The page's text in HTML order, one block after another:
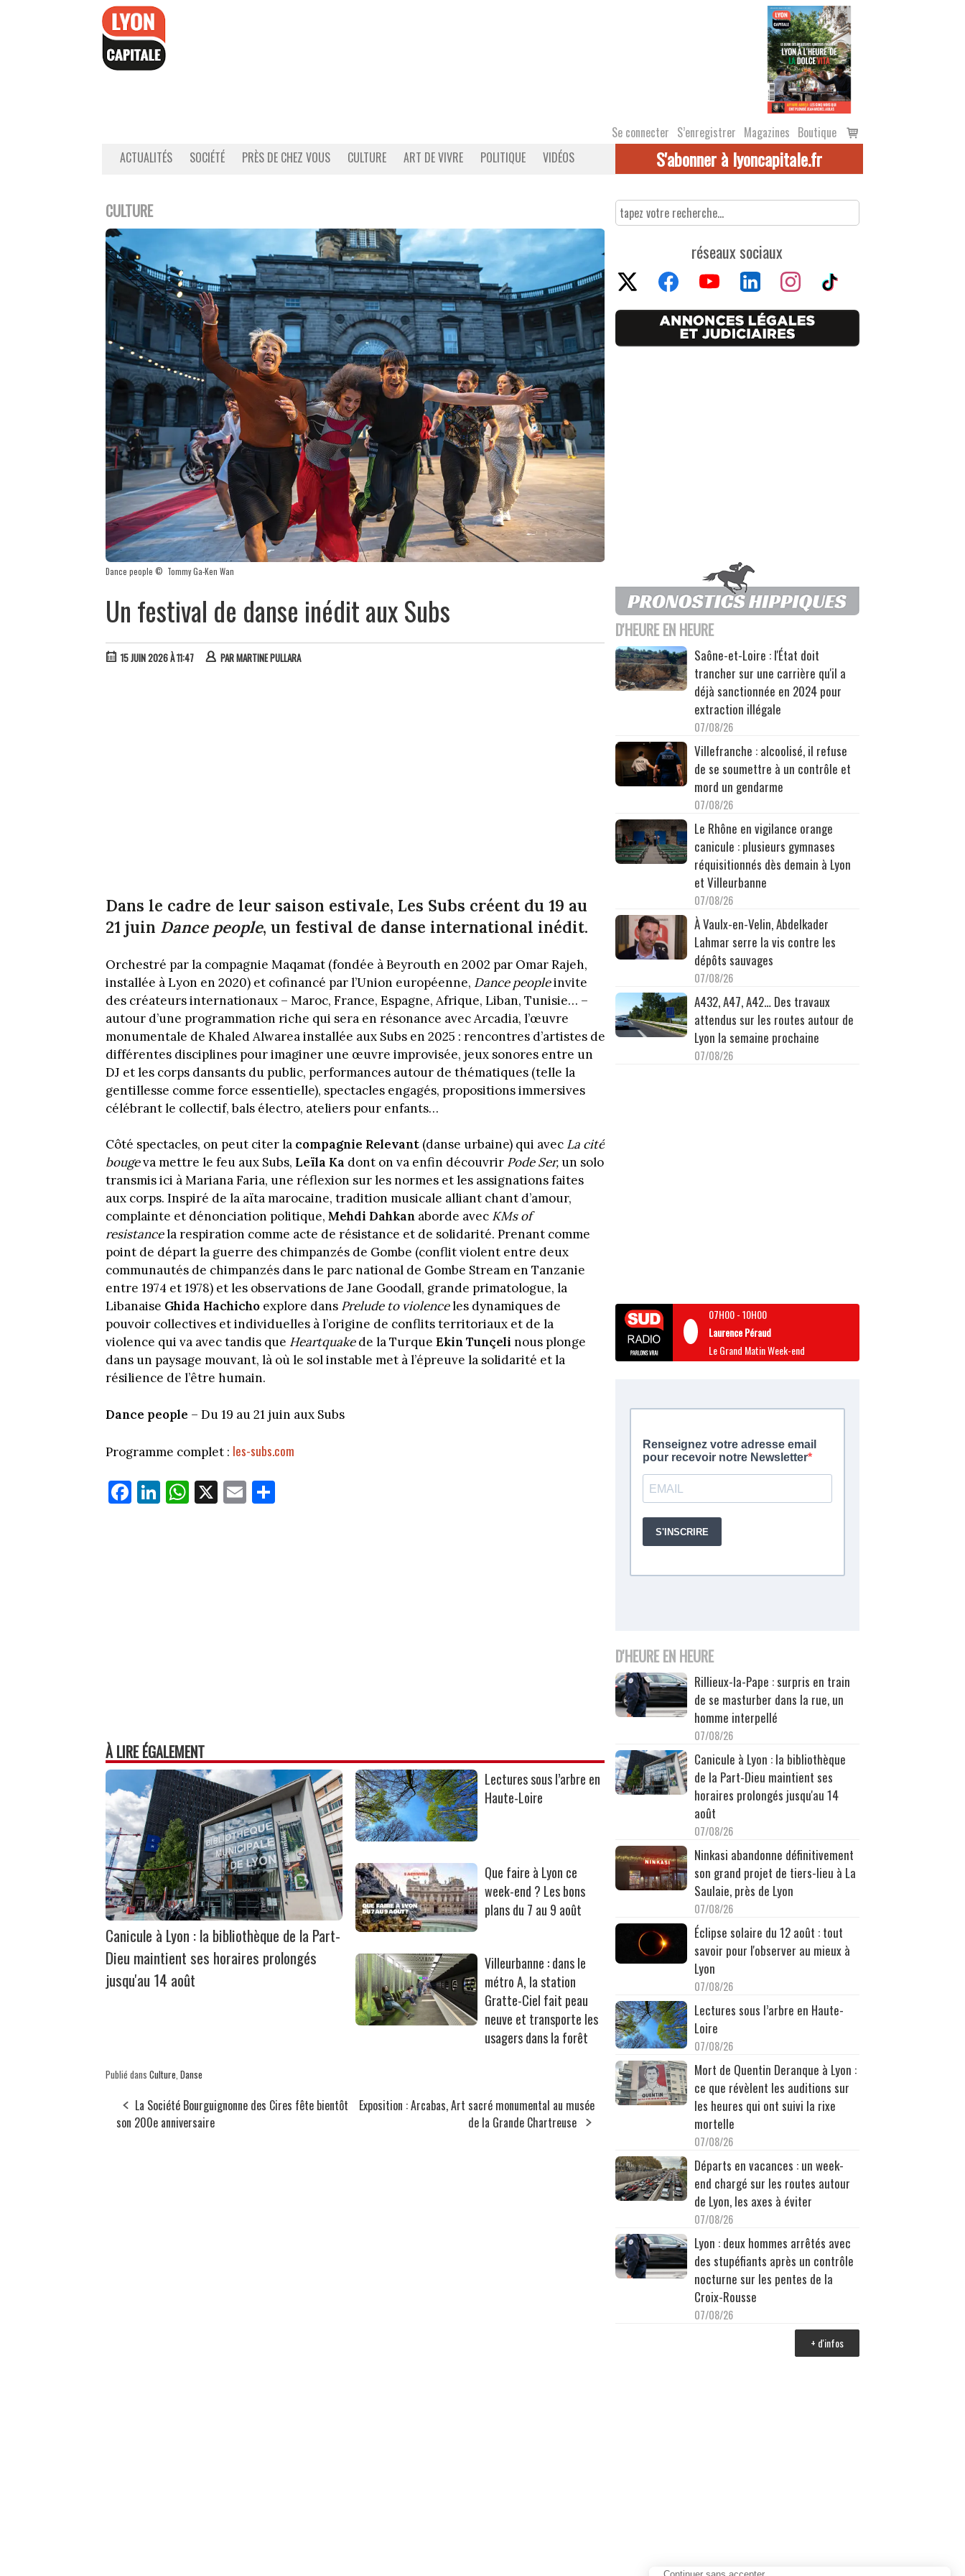
Se connecter S’enregistrer Magazines Boutique
Voir
le
ACTUALITÉS SOCIÉTÉ PRÈS DE CHEZ VOUS CULTURE ART DE VIVRE POLITIQUE VIDÉOS S'abonner à lyoncapitale.fr
CULTURE
Dance people © Tommy Ga-Ken Wan
Un festival de danse inédit aux Subs
15 JUIN 2026 À 11:47 PARMARTINE PULLARA
Dans le cadre de leur saison estivale, Les Subs créent du 19 au
21 juin Dance people, un festival de danse international inédit.
Orchestré par la compagnie Maqamat (fondée à Beyrouth en 2002 par Omar Rajeh,
installée à Lyon en 2020) et cofinancé par l’Union européenne, Dance peopleinvite
des créateurs internationaux – Maroc, France, Espagne, Afrique, Liban, Tunisie… –
autour d’une programmation riche qui sera en résonance avec Arcadia, l’œuvre
monumentale de Khaled Alwarea installée aux Subs en 2025 : rencontres d’artistes de
différentes disciplines pour imaginer une œuvre improvisée, jeux sonores entre un
DJ et les corps dansants du public, performances autour de thématiques (telle la
gentillesse comme force essentielle), spectacles engagés, propositions immersives
célébrant le collectif, bals électro, ateliers pour enfants…
Côté spectacles, on peut citer la compagnie Relevant (danse urbaine) qui avec La cité
bougeva mettre le feu aux Subs, Leïla Ka dont on va enfin découvrir Pode Ser, un solo
transmis ici à Mariana Faria, une réflexion sur les normes et les assignations faites
aux corps. Inspiré de la aïta marocaine, tradition musicale alliant chant d’amour,
complainte et dénonciation politique, Mehdi Dahkan aborde avec KMs of
resistancela respiration comme acte de résistance et de solidarité. Prenant comme
point de départ la guerre des chimpanzés de Gombe (conflit violent entre deux
communautés de chimpanzés dans le parc national de Gombe Stream en Tanzanie
entre 1974 et 1978) et les observations de Jane Goodall, grande primatologue, la
Libanaise Ghida Hachicho explore dans Prelude to violenceles dynamiques de
pouvoir collectives et individuelles à l’origine de conflits territoriaux et de la
violence qui va avec tandis que Heartquakede la Turque Ekin Tunçeli nous plonge
dans un paysage mouvant, là où le sol instable met à l’épreuve la solidarité et la
résilience de l’être humain.
Dance people – Du 19 au 21 juin aux Subs
Programme complet : les-subs.com
Fa
ce
Li
nk
W
ha
X E
m
À LIRE ÉGALEMENT
Canicule à Lyon : la bibliothèque de la Part-
Dieu maintient ses horaires prolongés
jusqu'au 14 août
Lectures sous l’arbre en
Haute-Loire
Que faire à Lyon ce
week-end ? Les bons
plans du 7 au 9 août
Villeurbanne : dans le
métro A, la station
Gratte-Ciel fait peau
neuve et transporte les
usagers dans la forêt
Publié dans Culture Danse
La Société Bourguignonne des Cires fête bientôt
son 200e anniversaire
Exposition : Arcabas, Art sacré monumental au musée
de la Grande Chartreuse
réseaux sociaux
D'HEURE EN HEURE
Saône-et-Loire : l'État doit
trancher sur une carrière qu'il a
déjà sanctionnée en 2024 pour
extraction illégale
07/08/26
Villefranche : alcoolisé, il refuse
de se soumettre à un contrôle et
mord un gendarme
07/08/26
Le Rhône en vigilance orange
canicule : plusieurs gymnases
réquisitionnés dès demain à Lyon
et Villeurbanne
07/08/26
À Vaulx-en-Velin, Abdelkader
Lahmar serre la vis contre les
dépôts sauvages
07/08/26
A432, A47, A42… Des travaux
attendus sur les routes autour de
Lyon la semaine prochaine
07/08/26
07H00-10H00
Laurence Péraud
Le Grand Matin Week-end
D'HEURE EN HEURE
Rillieux-la-Pape : surpris en train
de se masturber dans la rue, un
homme interpellé
07/08/26
Canicule à Lyon : la bibliothèque
de la Part-Dieu maintient ses
horaires prolongés jusqu'au 14
août
07/08/26
Ninkasi abandonne définitivement
son grand projet de tiers-lieu à La
Saulaie, près de Lyon
07/08/26
Éclipse solaire du 12 août : tout
savoir pour l'observer au mieux à
Lyon
07/08/26
Lectures sous l’arbre en Haute-
Loire
07/08/26
Mort de Quentin Deranque à Lyon :
ce que révèlent les auditions sur
les heures qui ont suivi la rixe
mortelle
07/08/26
Départs en vacances : un week-
end chargé sur les routes autour
de Lyon, les axes à éviter
07/08/26
Lyon : deux hommes arrêtés avec
des stupéfiants après un contrôle
nocturne sur les pentes de la
Croix-Rousse
07/08/26
+ d'infos